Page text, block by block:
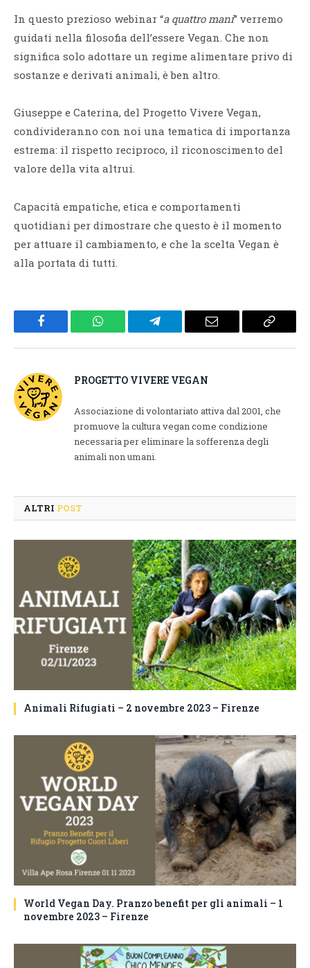
In questo prezioso webinar “a quattro mani” verremo
guidati nella filosofia dell’essere Vegan. Che non
significa solo adottare un regime alimentare privo di
sostanze e derivati animali, è ben altro.
Giuseppe e Caterina, del Progetto Vivere Vegan,
condivideranno con noi una tematica di importanza
estrema: il rispetto reciproco, il riconoscimento del
valore della vita altrui.
Capacità empatiche, etica e comportamenti
quotidiani per dimostrare che questo è il momento
per attuare il cambiamento, e che la scelta Vegan è
alla portata di tutti.
Facebook WhatsApp Telegram Email
Copy
PROGETTO VIVERE VEGAN
Associazione di volontariato attiva dal 2001, che
promuove la cultura vegan come condizione
necessaria per eliminare la sofferenza degli
animali non umani.
ALTRI POST
Animali Rifugiati – 2 novembre 2023 – Firenze
World Vegan Day. Pranzo benefit per gli animali – 1
novembre 2023 – Firenze